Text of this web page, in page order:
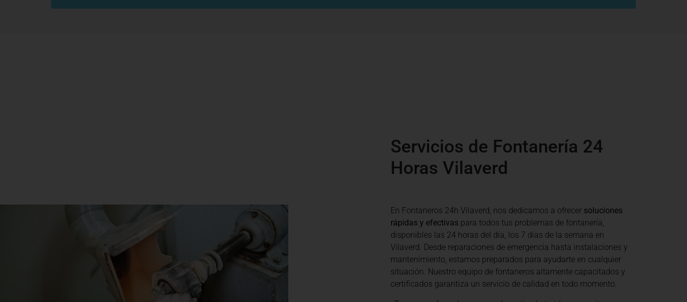
Servicios de Fontanería 24
Horas Vilaverd
En Fontaneros 24h Vilaverd, nos dedicamos a ofrecer soluciones
rápidas y efectivas para todos tus problemas de fontanería,
disponibles las 24 horas del día, los 7 días de la semana en
Vilaverd. Desde reparaciones de emergencia hasta instalaciones y
mantenimiento, estamos preparados para ayudarte en cualquier
situación. Nuestro equipo de fontaneros altamente capacitados y
certificados garantiza un servicio de calidad en todo momento.